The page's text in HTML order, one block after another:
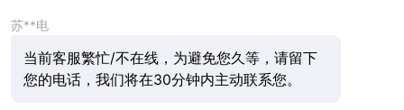
苏**电
当前客服繁忙/不在线，为避免您久等，请留下
您的电话，我们将在30分钟内主动联系您。